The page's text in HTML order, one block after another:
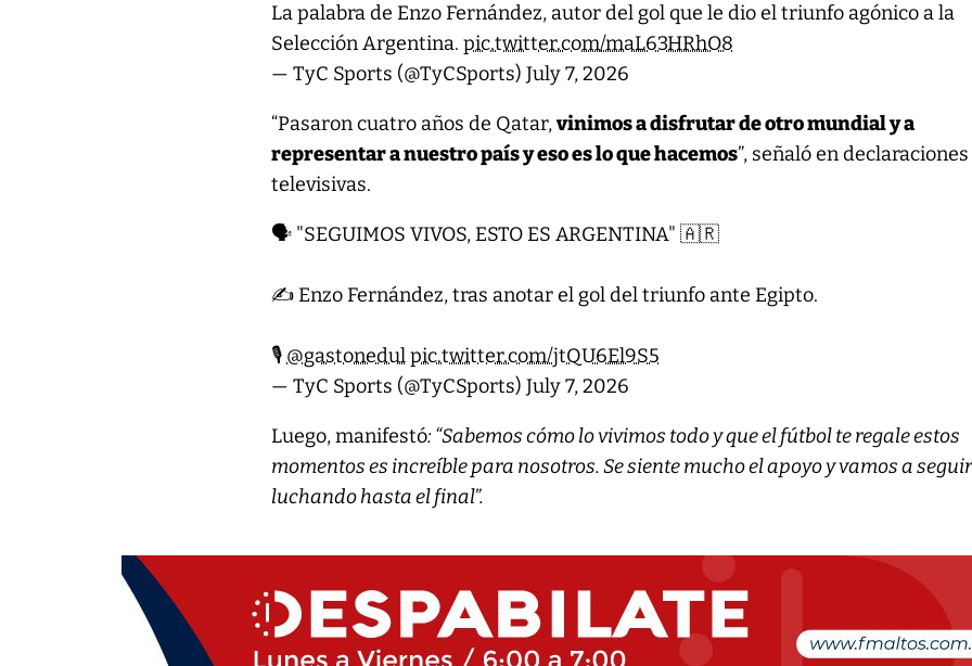
La palabra de Enzo Fernández, autor del gol que le dio el triunfo agónico a la
Selección Argentina.pic.twitter.com/maL63HRhO8
— TyC Sports (@TyCSports)July 7, 2026
“Pasaron cuatro años de Qatar,vinimos a disfrutar de otro mundial y a
representar a nuestro país y eso es lo que hacemos”, señaló en declaraciones
televisivas.
🗣️ "SEGUIMOS VIVOS, ESTO ES ARGENTINA" 🇦🇷
✍️ Enzo Fernández, tras anotar el gol del triunfo ante Egipto.
🎙️ @gastonedulpic.twitter.com/jtQU6El9S5
— TyC Sports (@TyCSports)July 7, 2026
Luego, manifestó: “Sabemos cómo lo vivimos todo y que el fútbol te regale estos
momentos es increíble para nosotros. Se siente mucho el apoyo y vamos a seguir
luchando hasta el final”.